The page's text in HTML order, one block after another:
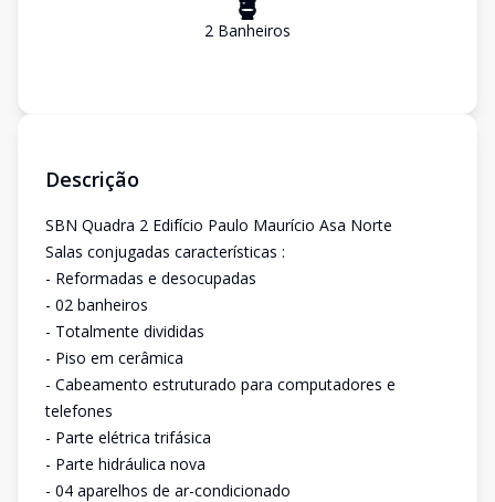
2 Banheiros
Descrição
SBN Quadra 2 Edifício Paulo Maurício Asa Norte
Salas conjugadas características :
- Reformadas e desocupadas
- 02 banheiros
- Totalmente divididas
- Piso em cerâmica
- Cabeamento estruturado para computadores e
telefones
- Parte elétrica trifásica
- Parte hidráulica nova
- 04 aparelhos de ar-condicionado